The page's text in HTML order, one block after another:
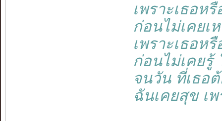
เพราะเธอหรื
ก่อนไม่เคยเ
เพราะเธอห
ก่อนไม่เคยรู้
จนวัน ที่เธอ
ฉันเคยสุข เ